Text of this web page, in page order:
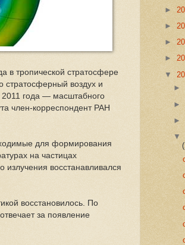
в тропической стратосфере
стратосферный воздух и
2011 года — масштабного
член-корреспондент РАН
для формирования
на частицах
излучения восстанавливался
восстановилось. По
за появление
►
►
►
►
▼